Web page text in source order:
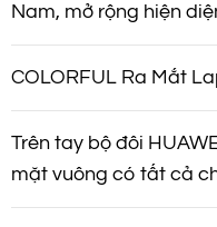
Nam, mở rộng hiện
COLORFUL Ra Mắt
Trên tay bộ đôi
mặt vuông có tất cả